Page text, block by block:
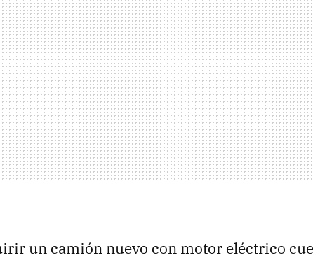
un camión nuevo con motor eléctrico